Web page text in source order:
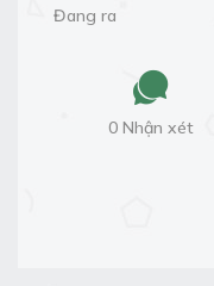
Đang ra
0 Nhận xét